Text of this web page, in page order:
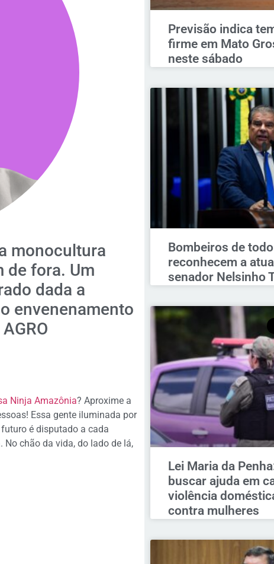
monocultura
de fora. Um
dada a
envenenamento
Ninja Amazônia? Aproxime a
Essa gente iluminada por
é disputado a cada
No chão da vida, do lado de lá,
Previsão indica
firme em Mato
neste sábado
Bombeiros de
reconhecem a
senador Nelsinho
Lei Maria da
buscar ajuda em
violência
contra mulheres